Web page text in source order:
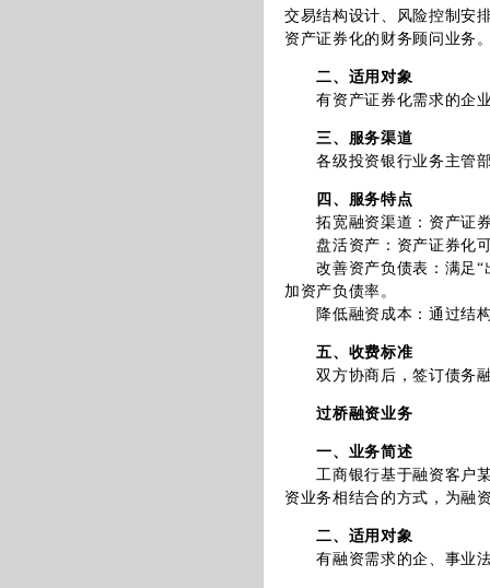
交易结构设计、风险控制安
资产证券化的财务顾问业务
二、适用对象
有资产证券化需求的企
三、服务渠道
各级投资银行业务主管
四、服务特点
拓宽融资渠道：资产证券
盘活资产：资产证券化可
改善资产负债表：满足“出
加资产负债率。
降低融资成本：通过结构
五、收费标准
双方协商后，签订债务融
过桥融资业务
一、业务简述
工商银行基于融资客户某
资业务相结合的方式，为融
二、适用对象
有融资需求的企、事业